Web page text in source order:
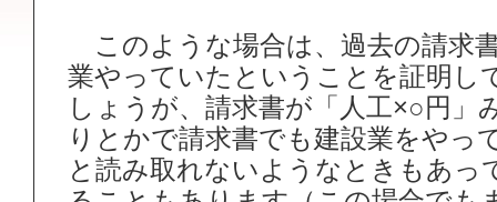
このような場合は、過去の請求
業やっていたということを証明し
しょうが、請求書が「人工×○円」
りとかで請求書でも建設業をやっ
と読み取れないようなときもあっ